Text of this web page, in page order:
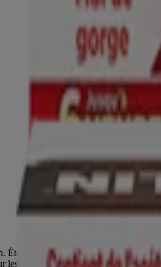
État des besoins en matière de toux.
les étiquettes. © Kenvue Canada Inc.